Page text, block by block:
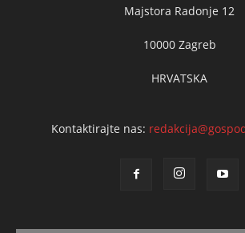
Majstora Radonje 12
10000 Zagreb
HRVATSKA
Kontaktirajte nas: